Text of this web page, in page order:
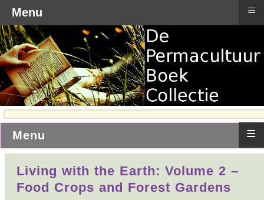
Menu ≡
Living with the Earth: Volume 2 –
Food Crops and Forest Gardens
Menu ≡